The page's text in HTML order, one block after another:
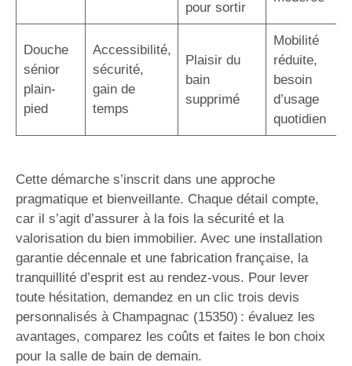
pour sortir
Douche
sénior
plain-
pied
Accessibilité,
sécurité,
gain de
temps
Plaisir du
bain
supprimé
Mobilité
réduite,
besoin
d’usage
quotidien
Cette démarche s’inscrit dans une approche
pragmatique et bienveillante. Chaque détail compte,
car il s’agit d’assurer à la fois la sécurité et la
valorisation du bien immobilier. Avec une installation
garantie décennale et une fabrication française, la
tranquillité d’esprit est au rendez-vous. Pour lever
toute hésitation, demandez en un clic trois devis
personnalisés à Champagnac (15350) : évaluez les
avantages, comparez les coûts et faites le bon choix
pour la salle de bain de demain.